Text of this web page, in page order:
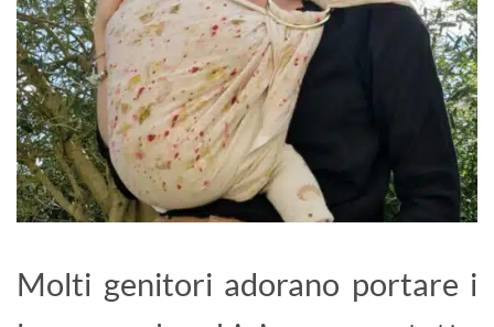
Molti genitori adorano portare i